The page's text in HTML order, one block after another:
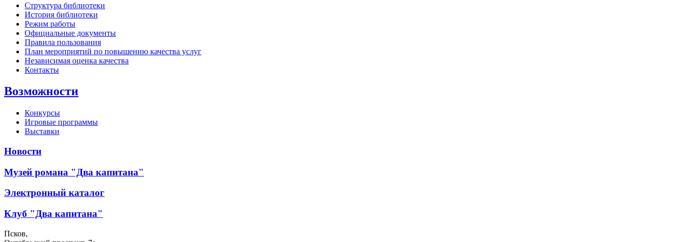
Структура библиотеки
История библиотеки
Режим работы
Официальные документы
Правила пользования
План мероприятий по повышению качества услуг
Независимая оценка качества
Контакты
Возможности
Конкурсы
Игровые программы
Выставки
Новости
Музей романа "Два капитана"
Электронный каталог
Клуб "Два капитана"
Псков,